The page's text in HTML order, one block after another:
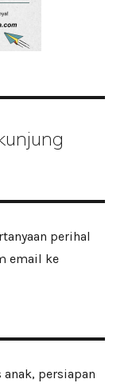
perihal
email ke
persiapan